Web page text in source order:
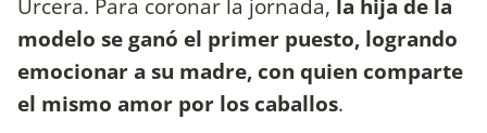
modelo se ganó el primer puesto, logrando
emocionar a su madre, con quien comparte
el mismo amor por los caballos.